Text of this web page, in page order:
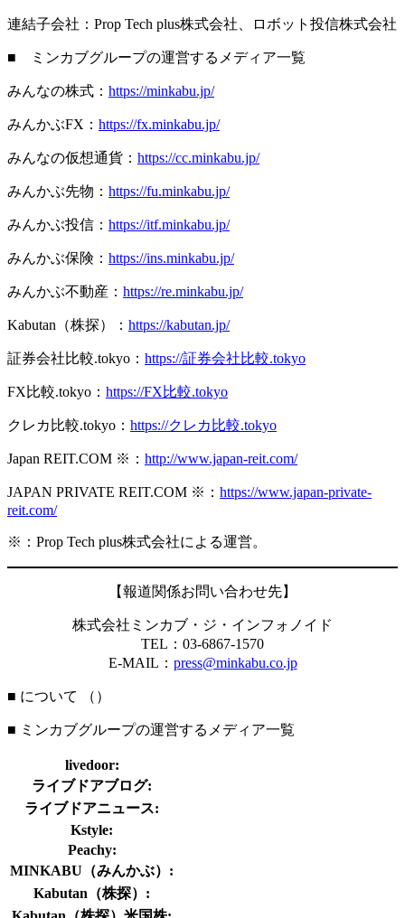
連結子会社：Prop Tech plus株式会社、ロボット投信株式会社
■ ミンカブグループの運営するメディア一覧
みんなの株式： https://minkabu.jp/
みんかぶFX： https://fx.minkabu.jp/
みんなの仮想通貨： https://cc.minkabu.jp/
みんかぶ先物： https://fu.minkabu.jp/
みんかぶ投信： https://itf.minkabu.jp/
みんかぶ保険： https://ins.minkabu.jp/
みんかぶ不動産： https://re.minkabu.jp/
Kabutan（株探）： https://kabutan.jp/
証券会社比較.tokyo： https://証券会社比較.tokyo
FX比較.tokyo： https://FX比較.tokyo
クレカ比較.tokyo： https://クレカ比較.tokyo
Japan REIT.COM ※： http://www.japan-reit.com/
JAPAN PRIVATE REIT.COM ※： https://www.japan-private-
reit.com/
※：Prop Tech plus株式会社による運営。
【報道関係お問い合わせ先】
株式会社ミンカブ・ジ・インフォノイド
TEL：03-6867-1570
E-MAIL： press@minkabu.co.jp
■ について （ ）
■ ミンカブグループの運営するメディア一覧
livedoor:
ライブドアブログ:
ライブドアニュース:
Kstyle:
Peachy:
MINKABU（みんかぶ）:
Kabutan（株探）: